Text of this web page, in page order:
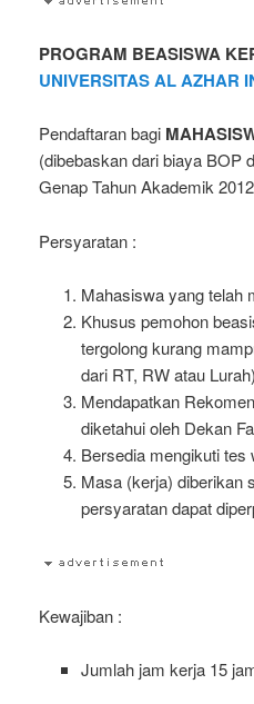
PROGRAM BEASISWA
UNIVERSITAS AL AZHAR
Pendaftaran bagi
(dibebaskan dari biaya BOP
Genap Tahun Akademik
Persyaratan :
Mahasiswa yang telah
Khusus pemohon
tergolong kurang
dari RT, RW atau
Mendapatkan
diketahui oleh Dekan
Bersedia mengikuti tes
Masa (kerja) diberikan
persyaratan dapat
Kewajiban :
Jumlah jam kerja 15